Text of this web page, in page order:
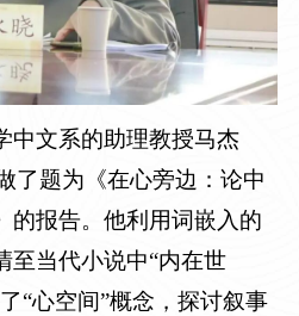
中文系的助理教授马杰
了题为《在心旁边：论中
的报告。他利用词嵌入的
至当代小说中“内在世
“心空间”概念，探讨叙事